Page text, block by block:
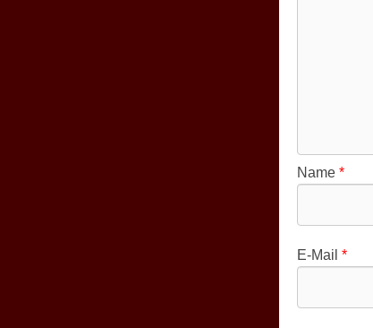
Name *
E-Mail *